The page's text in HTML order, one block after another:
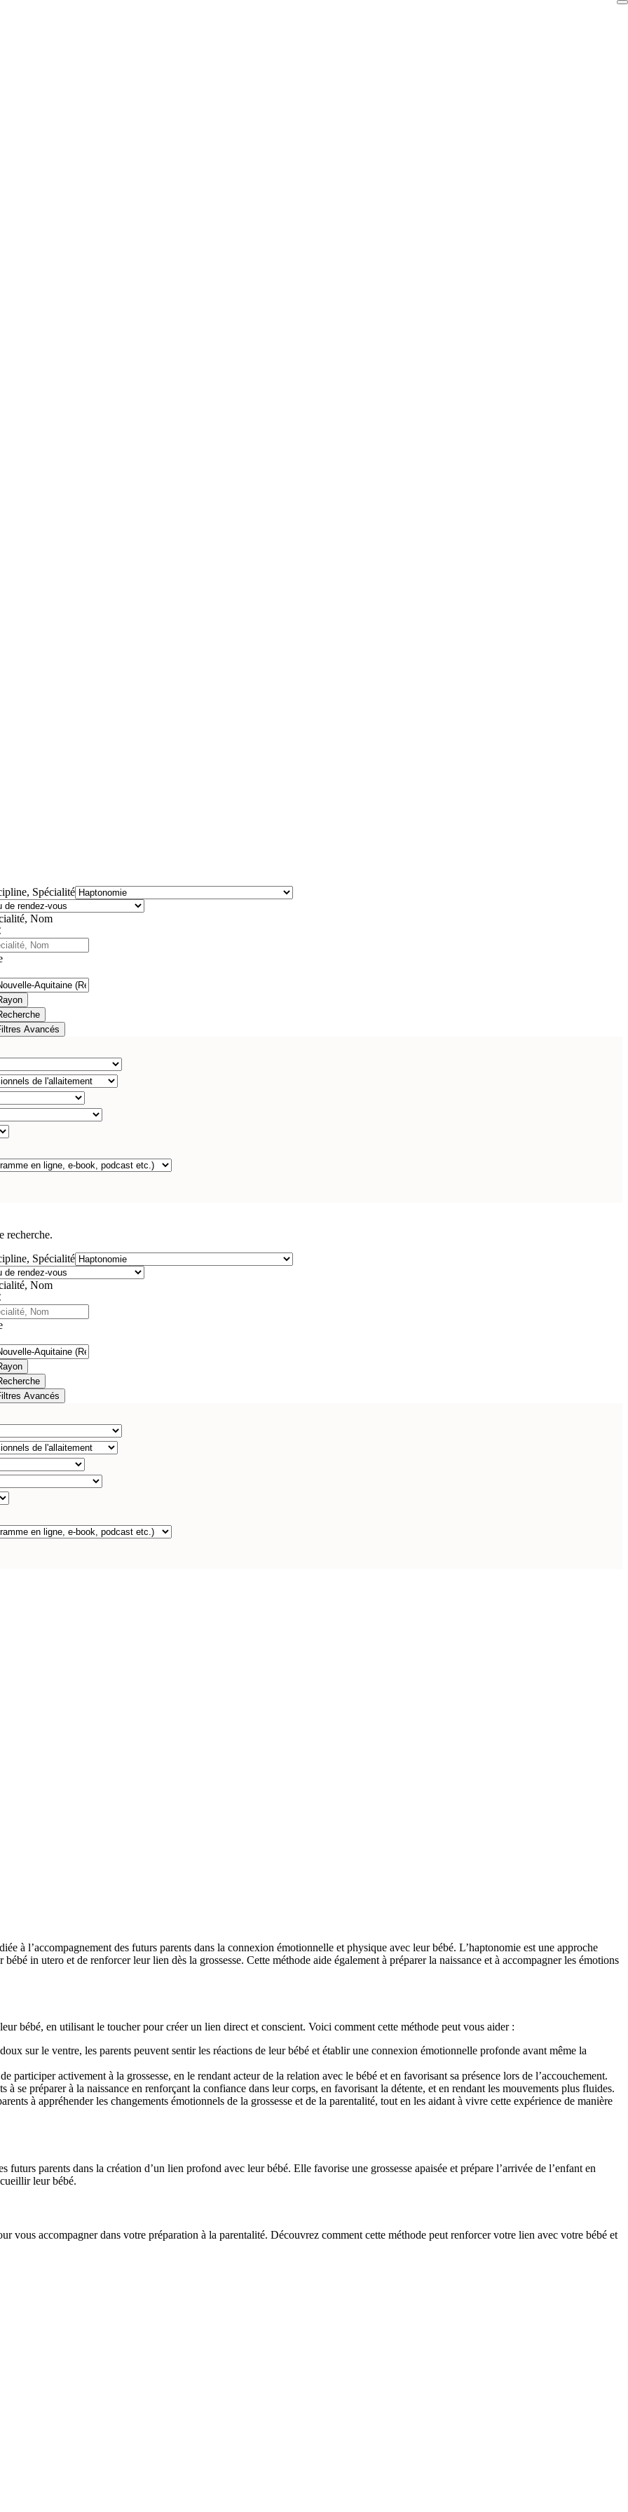
Spécialité
Nom
Avancés
recherche.
Spécialité
Nom
Avancés
à l’accompagnement des futurs parents dans la connexion émotionnelle et physique avec leur bébé. L’haptonomie est une approche
in utero et de renforcer leur lien dès la grossesse. Cette méthode aide également à préparer la naissance et à accompagner les émotions
bébé, en utilisant le toucher pour créer un lien direct et conscient. Voici comment cette méthode peut vous aider :
sur le ventre, les parents peuvent sentir les réactions de leur bébé et établir une connexion émotionnelle profonde avant même la
participer activement à la grossesse, en le rendant acteur de la relation avec le bébé et en favorisant sa présence lors de l’accouchement.
à se préparer à la naissance en renforçant la confiance dans leur corps, en favorisant la détente, et en rendant les mouvements plus fluides.
à appréhender les changements émotionnels de la grossesse et de la parentalité, tout en les aidant à vivre cette expérience de manière
parents dans la création d’un lien profond avec leur bébé. Elle favorise une grossesse apaisée et prépare l’arrivée de l’enfant en
leur bébé.
vous accompagner dans votre préparation à la parentalité. Découvrez comment cette méthode peut renforcer votre lien avec votre bébé et